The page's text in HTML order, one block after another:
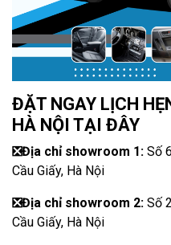
ĐẶT NGAY LỊCH
HÀ NỘI TẠI ĐÂY
❎Địa chỉ showroom 1: Số
Cầu Giấy, Hà Nội
❎Địa chỉ showroom 2: Số
Cầu Giấy, Hà Nội